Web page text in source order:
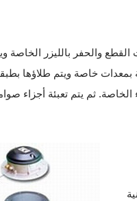
والحفر بالليزر
خاصة ويتم طلاؤها بطبقة
الخاصة. ثم يتم تعبئة أجزاء